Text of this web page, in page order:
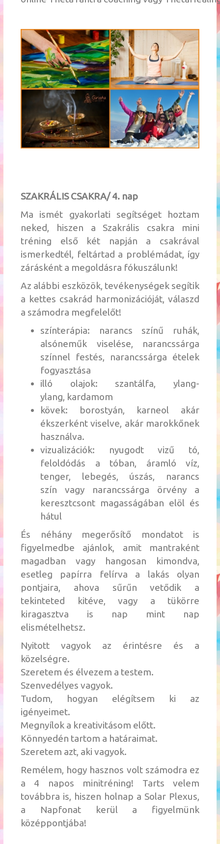
SZAKRÁLIS CSAKRA/ 4. nap
Ma ismét gyakorlati segítséget hoztam
neked, hiszen a Szakrális csakra mini
tréning első két napján a csakrával
ismerkedtél, feltártad a problémádat, így
zárásként a megoldásra fókuszálunk!
Az alábbi eszközök, tevékenységek segítik
a kettes csakrád harmonizációját, válaszd
a számodra megfelelőt!
színterápia: narancs színű ruhák,
alsóneműk viselése, narancssárga
színnel festés, narancssárga ételek
fogyasztása
illó olajok: szantálfa, ylang-
ylang, kardamom
kövek: borostyán, karneol akár
ékszerként viselve, akár marokkőnek
használva.
vizualizációk: nyugodt vizű tó,
feloldódás a tóban, áramló víz,
tenger, lebegés, úszás, narancs
szín vagy narancssárga örvény a
keresztcsont magasságában elöl és
hátul
És néhány megerősítő mondatot is
figyelmedbe ajánlok, amit mantraként
magadban vagy hangosan kimondva,
esetleg papírra felírva a lakás olyan
pontjaira, ahova sűrűn vetődik a
tekinteted kitéve, vagy a tükörre
kiragasztva is nap mint nap
elismételhetsz.
Nyitott vagyok az érintésre és a
közelségre.
Szeretem és élvezem a testem.
Szenvedélyes vagyok.
Tudom, hogyan elégítsem ki az
igényeimet.
Megnyílok a kreativitásom előtt.
Könnyedén tartom a határaimat.
Szeretem azt, aki vagyok.
Remélem, hogy hasznos volt számodra ez
a 4 napos minitréning! Tarts velem
továbbra is, hiszen holnap a Solar Plexus,
a Napfonat kerül a figyelmünk
középpontjába!